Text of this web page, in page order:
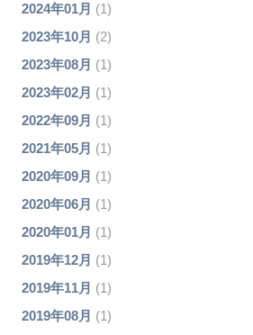
2024年01月 (1)
2023年10月 (2)
2023年08月 (1)
2023年02月 (1)
2022年09月 (1)
2021年05月 (1)
2020年09月 (1)
2020年06月 (1)
2020年01月 (1)
2019年12月 (1)
2019年11月 (1)
2019年08月 (1)